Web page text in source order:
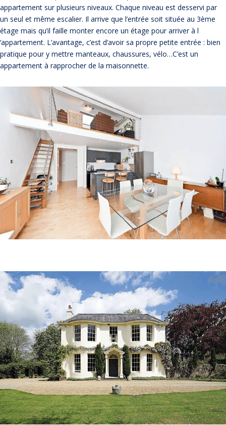
appartement sur plusieurs niveaux. Chaque niveau est desservi par
un seul et même escalier. Il arrive que l’entrée soit située au 3ème
étage mais qu’il faille monter encore un étage pour arriver à l
‘appartement. L’avantage, c’est d’avoir sa propre petite entrée : bien
pratique pour y mettre manteaux, chaussures, vélo…C’est un
appartement à rapprocher de la maisonnette.